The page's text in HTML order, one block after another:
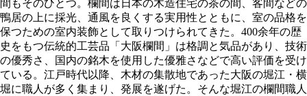
間もそのひとつ。欄間は日本の木造住宅の茶の間、客間などの
鴨居の上に採光、通風を良くする実用性とともに、室の品格を
保つための室内装飾として取りつけられてきた。400余年の歴
史をもつ伝統的工芸品「大阪欄間」は格調と気品があり、技術
の優秀さ、国内の銘木を使用した優雅さなどで高い評価を受け
ている。江戸時代以降、木材の集散地であった大阪の堀江・横
堀に職人が多く集まり、発展を遂げた。そんな堀江の欄間職人